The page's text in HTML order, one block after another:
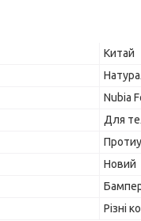
Китай
Nubia
Для
Новий
Різні